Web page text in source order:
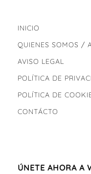
INICIO
QUIENES SOMOS /
AVISO LEGAL
POLÍTICA DE
POLÍTICA DE
CONTÁCTO
ÚNETE AHORA A